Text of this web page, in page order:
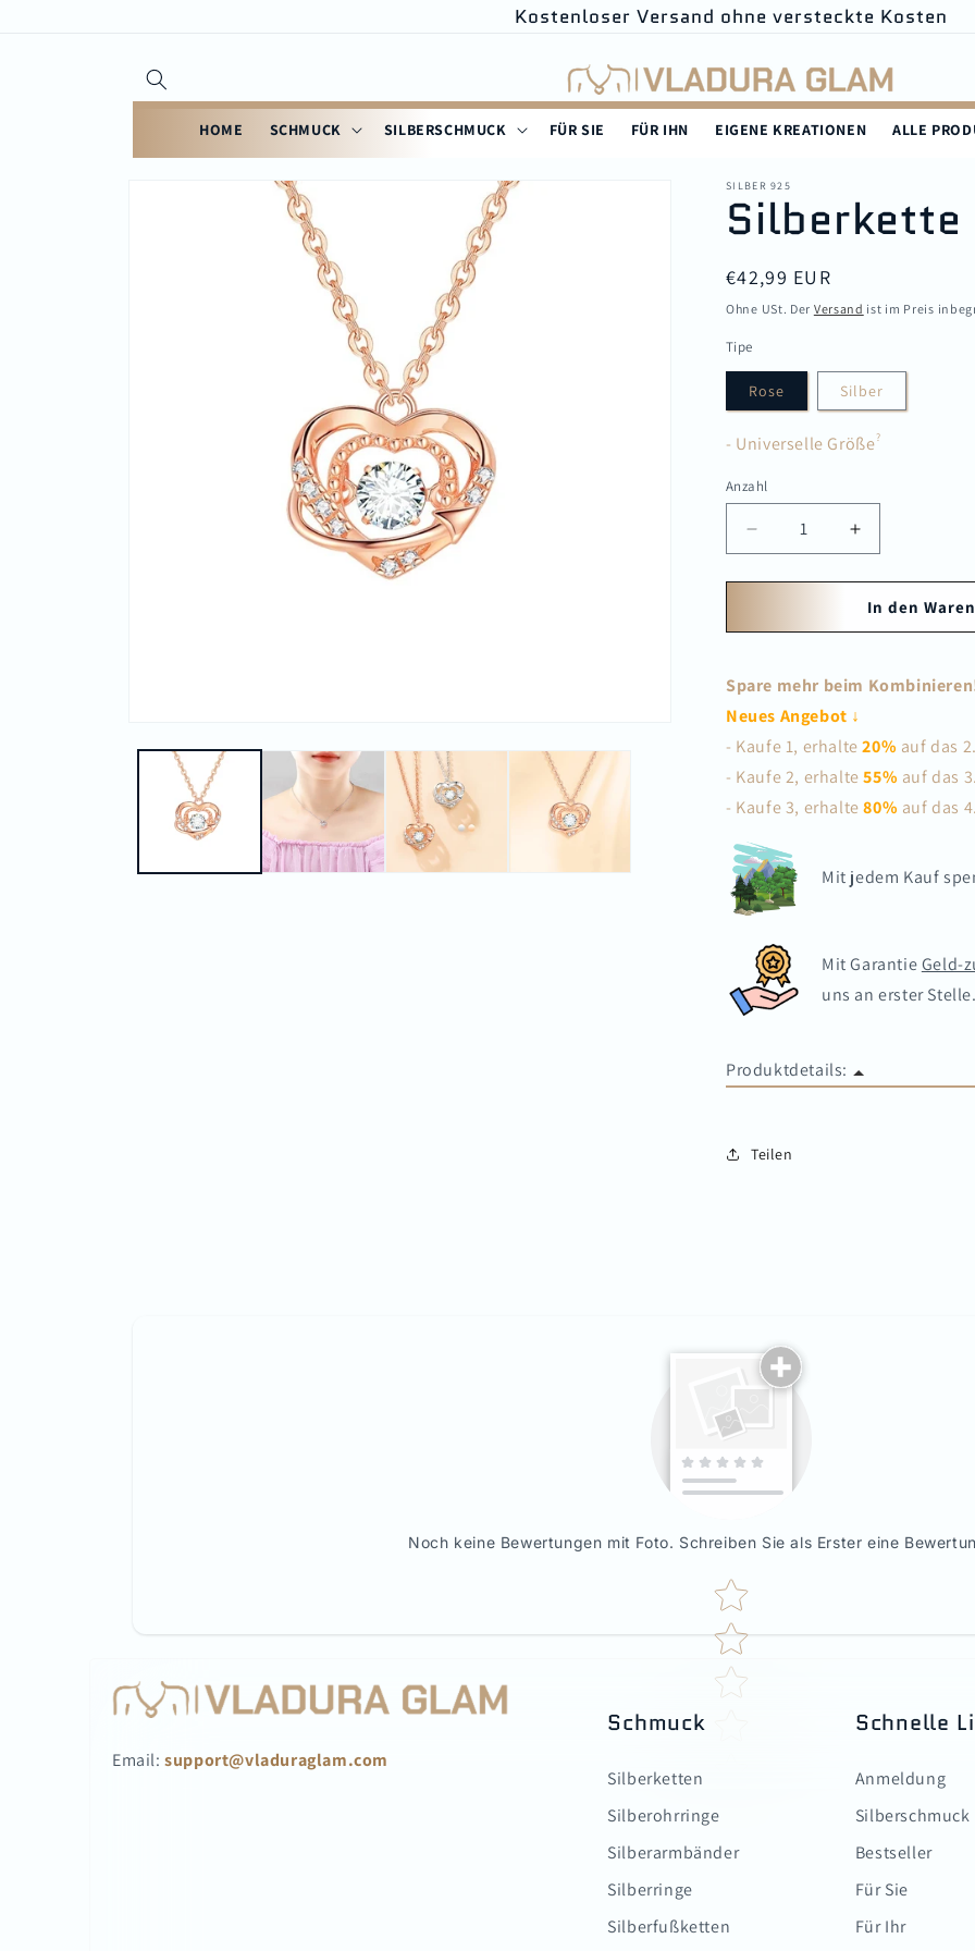
Kostenloser Versand ohne versteckte Kosten
HOME SCHMUCK SILBERSCHMUCK FÜR SIE FÜR IHN EIGENE KREATIONEN ALLE
Produktinformationen
SILBER 925
Silberkette
Normaler
Preis
€42,99 EUR
Ohne USt. Der Versand ist im Preis
Tipe
Rose Silber
- Universelle Größe?
Anzahl
Verringere
die
Menge
Silberkette
Erhöhe
die
Menge
für
Silberkette
In den
Spare mehr beim
Neues Angebot ↓
- Kaufe 1, erhalte20% auf das
- Kaufe 2, erhalte55% auf das
- Kaufe 3, erhalte80% auf das
Mit jedem Kauf
Mit GarantieGeld-
uns an erster
Produktdetails:
•Behandlungsprozess: Seiko
Teilen
Noch keine Bewertungen mit Foto. Schreiben Sie als Erster eine
Star rating
Email:support@vladuraglam.com
Schmuck
Silberketten
Silberohrringe
Silberarmbänder
Silberringe
Silberfußketten
Schnelle
Anmeldung
Silberschmuck
Bestseller
Für Sie
Für Ihr